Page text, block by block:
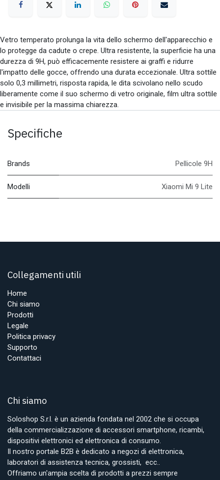
Vetro temperato prolunga la vita dello schermo dell'apparecchio e
lo protegge da cadute o crepe. Ultra resistente, la superficie ha una
durezza di 9H, può efficacemente resistere ai graffi e ridurre
l'impatto delle gocce, offrendo una durata eccezionale. Ultra sottile
solo 0,3 millimetri, risposta rapida, le dita scivolano nello scudo
liberamente come il suo schermo di vetro originale, film ultra sottile
e invisibile per la massima chiarezza.
Specifiche
Brands Pellicole 9H
Modelli Xiaomi Mi 9 Lite
Collegamenti utili
Home
Chi siamo
Prodotti
Legale
Politica privacy
Supporto
Contattaci
Chi siamo
Soloshop S.r.l. è un azienda fondata nel 2002 che si occupa
della commercializzazione di accessori smartphone, ricambi,
dispositivi elettronici ed elettronica di consumo.
Il nostro portale B2B è dedicato a negozi di elettronica,
laboratori di assistenza tecnica, grossisti, ecc..
Offriamo un'ampia scelta di prodotti a prezzi sempre